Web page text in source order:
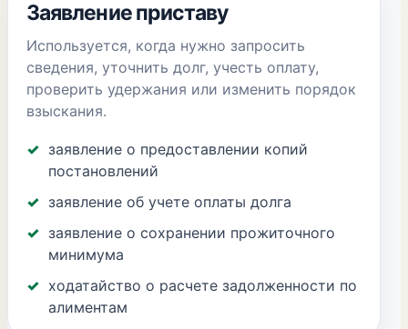
Заявление приставу
Используется, когда нужно запросить
сведения, уточнить долг, учесть оплату,
проверить удержания или изменить порядок
взыскания.
заявление о предоставлении копий
постановлений
заявление об учете оплаты долга
заявление о сохранении прожиточного
минимума
ходатайство о расчете задолженности по
алиментам